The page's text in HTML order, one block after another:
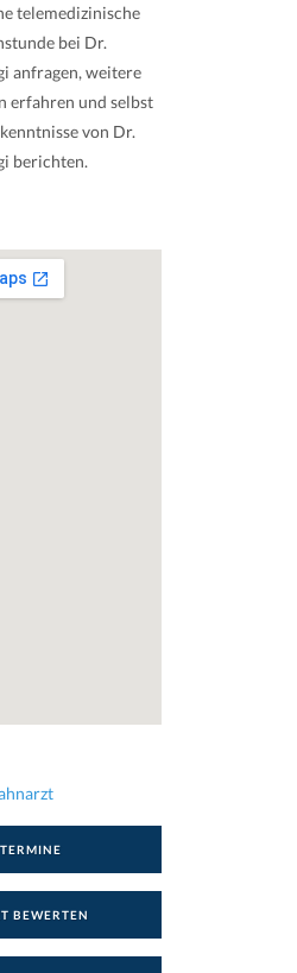
telemedizinische
bei Dr.
anfragen, weitere
erfahren und selbst
von Dr.
berichten.
TERMINE
BEWERTEN